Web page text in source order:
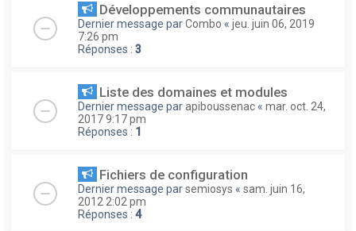
Développements communautaires
Dernier message parCombo « jeu. juin 06, 2019
7:26 pm
Réponses : 3
Liste des domaines et modules
Dernier message parapiboussenac « mar. oct. 24,
2017 9:17 pm
Réponses : 1
Fichiers de configuration
Dernier message parsemiosys « sam. juin 16,
2012 2:02 pm
Réponses : 4